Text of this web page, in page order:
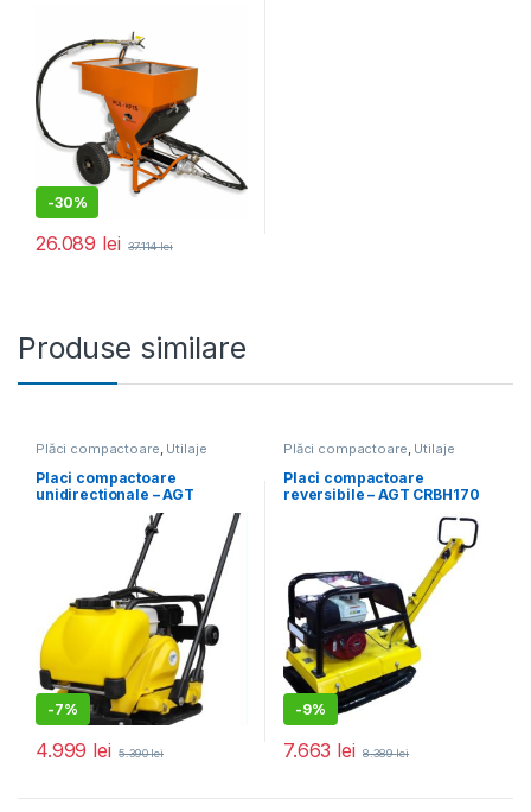
-30%
26.089 lei 37.114lei
Produse similare
Plăci compactoare Utilaje
pentru construcții
Placi compactoare
unidirectionale – AGT
PCL100 GX160 cu pad pt.
pavele, rezervor de apa si
roti ptr transport
-7%
4.999 lei 5.390lei
Plăci compactoare Utilaje
pentru construcții
Placi compactoare
reversibile – AGT CRBH170
-9%
7.663 lei 8.389lei